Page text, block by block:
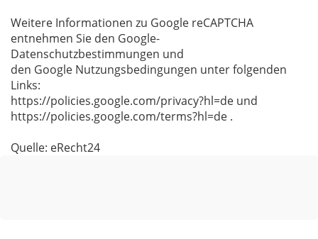
Weitere Informationen zu Google reCAPTCHA
entnehmen Sie den Google-
Datenschutzbestimmungen und
den Google Nutzungsbedingungen unter folgenden
Links:
https://policies.google.com/privacy?hl=de und
https://policies.google.com/terms?hl=de .
Quelle: eRecht24